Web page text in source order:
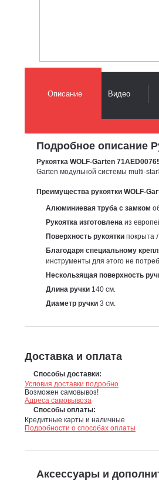
Подробное описание
Рукоятка WOLF-Garten
Garten модульной системы multi-
Преимущества рукоятки WOLF-
Алюминиевая труба с замком
Рукоятка изготовлена из
Поверхность рукоятки покрыта
Благодаря специальному
инструменты для этого не
Нескользящая поверхность
Длина ручки 140 см.
Диаметр ручки 3 см.
Доставка и оплата
Способы доставки:
Условия доставки подробно
Возможен самовывоз!
Адреса самовывоза
Способы оплаты:
Кредитные карты и наличные
Подробности о способах оплаты
Аксессуары и
Описание Видео